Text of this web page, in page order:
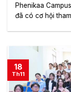
Phenikaa
đã có cơ hội
18
Th11